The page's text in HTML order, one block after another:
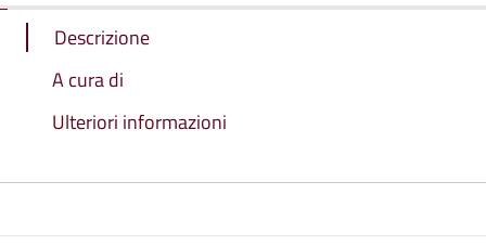
Descrizione
A cura di
Ulteriori informazioni